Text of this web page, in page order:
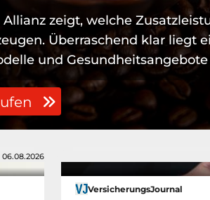
zeigt, welche
Überraschend klar liegt
und
06.08.2026
VersicherungsJournal